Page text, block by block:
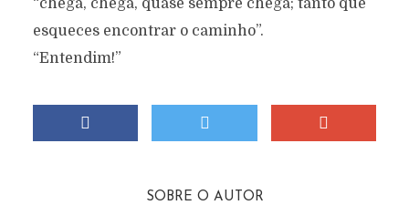
“chega, chega, quase sempre chega; tanto que
esqueces encontrar o caminho”.
“Entendim!”
SOBRE O AUTOR